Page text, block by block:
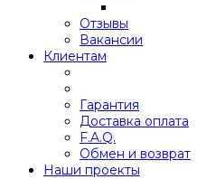
Отзывы
Вакансии
Клиентам
Гарантия
Доставка оплата
F.A.Q.
Обмен и возврат
Наши проекты